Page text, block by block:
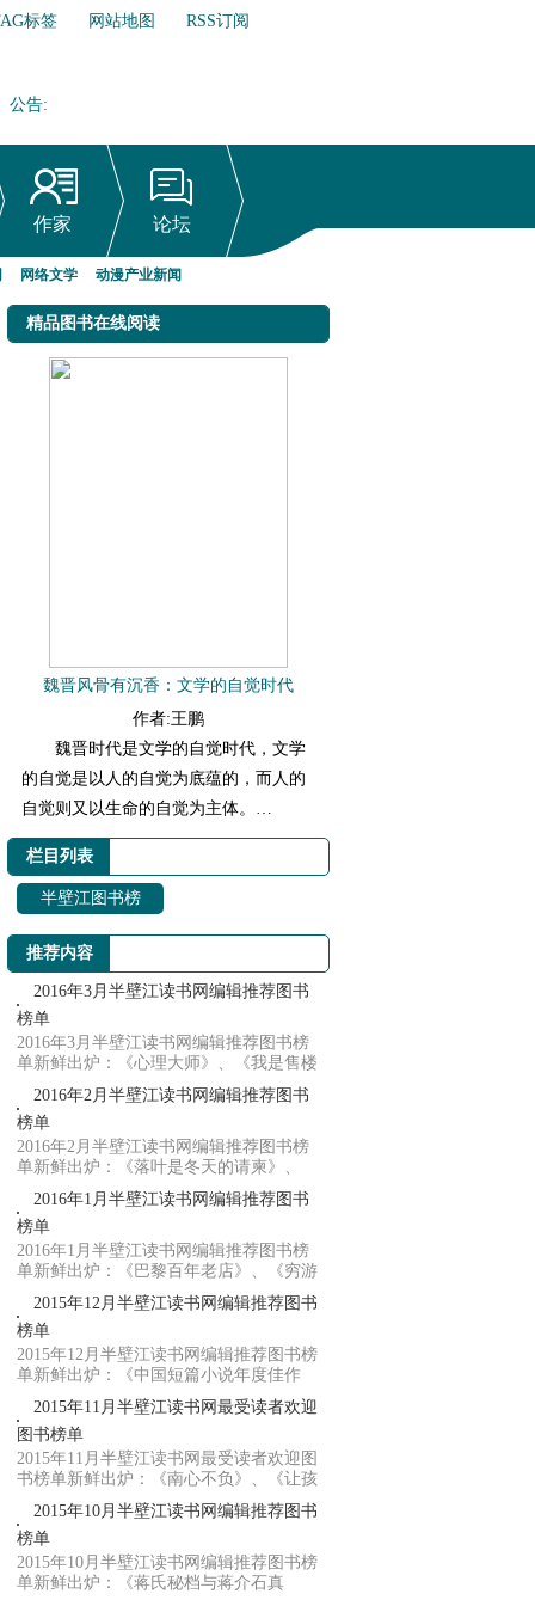
标签 网站地图 RSS订阅
公告:
网络文学行业自律倡议书
作家 论坛
网络文学 动漫产业新闻
精品图书在线阅读
魏晋风骨有沉香：文学的自觉时代
作者:王鹏
魏晋时代是文学的自觉时代，文学
的自觉是以人的自觉为底蕴的，而人的
自觉则又以生命的自觉为主体。…
栏目列表
半壁江图书榜
推荐内容
2016年3月半壁江读书网编辑推荐图书
榜单
2016年3月半壁江读书网编辑推荐图书榜
单新鲜出炉：《心理大师》、《我是售楼
员》、《...
2016年2月半壁江读书网编辑推荐图书
榜单
2016年2月半壁江读书网编辑推荐图书榜
单新鲜出炉：《落叶是冬天的请柬》、
《一念之差...
2016年1月半壁江读书网编辑推荐图书
榜单
2016年1月半壁江读书网编辑推荐图书榜
单新鲜出炉：《巴黎百年老店》、《穷游
欧洲90天...
2015年12月半壁江读书网编辑推荐图书
榜单
2015年12月半壁江读书网编辑推荐图书榜
单新鲜出炉：《中国短篇小说年度佳作
2015》、《...
2015年11月半壁江读书网最受读者欢迎
图书榜单
2015年11月半壁江读书网最受读者欢迎图
书榜单新鲜出炉：《南心不负》、《让孩
子从心底...
2015年10月半壁江读书网编辑推荐图书
榜单
2015年10月半壁江读书网编辑推荐图书榜
单新鲜出炉：《蒋氏秘档与蒋介石真